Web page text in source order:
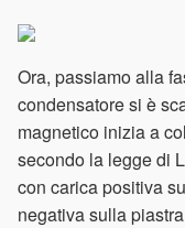
Ora, passiamo alla
condensatore si è
magnetico inizia a
secondo la legge di
con carica positiva
negativa sulla